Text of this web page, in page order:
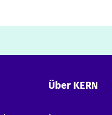
Über KERN
-Erkläre KERN
Komponentenübersicht